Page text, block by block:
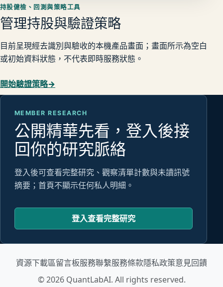
持股健檢、回測與策略工具
管理持股與驗證策略
目前呈現經去識別與驗收的本機產品畫面；畫面所示為空白
或初始資料狀態，不代表即時服務狀態。
開始驗證策略→
MEMBER RESEARCH
公開精華先看，登入後接
回你的研究脈絡
登入後可查看完整研究、觀察清單計數與未讀訊號
摘要；首頁不顯示任何私人明細。
登入查看完整研究
資源下載區留言板服務聯繫服務條款隱私政策意見回饋
© 2026 QuantLabAI. All rights reserved.